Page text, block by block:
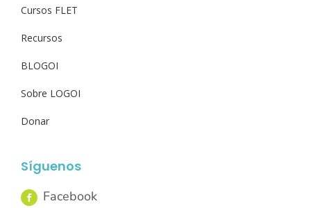
Cursos FLET
Recursos
BLOGOI
Sobre LOGOI
Donar
Síguenos